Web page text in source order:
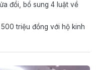
đổi, bổ sung 4 luật về
triệu đồng với hộ kinh